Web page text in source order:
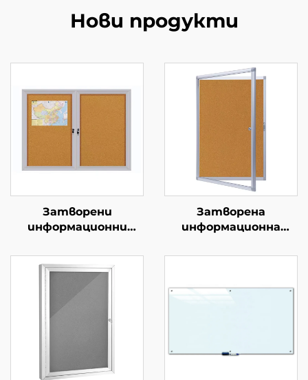
Нови продукти
Затворени
информационни
Заключващи
информационни
табла Плътни
табла с врата с
ключ, вятър
непропускащи за
Затворена
информационна
информационна
рамка,
училище, изложба на